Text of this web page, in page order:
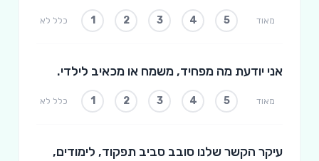
כלל לא 1 2 3 4 5 מאוד
אני יודעת מה מפחיד, משמח או מכאיב לילדי.
כלל לא 1 2 3 4 5 מאוד
עיקר הקשר שלנו סובב סביב תפקוד, לימודים,